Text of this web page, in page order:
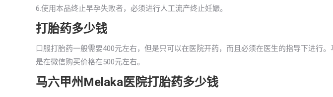
6.使用本品终止早孕失败者，必须进行人工流产终止妊娠。
打胎药多少钱
口服打胎药一般需要400元左右，但是只可以在医院开药，而且必须在医生的指导下进行
是在微信购买价格在500元左右。
马六甲州Melaka医院打胎药多少钱